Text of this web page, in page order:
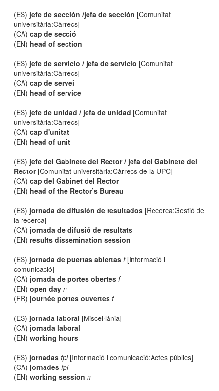
(ES) jefe de sección /jefa de sección [Comunitat
universitària:Càrrecs]
(CA)cap de secció
(EN) head of section
(ES) jefe de servicio / jefa de servicio [Comunitat
universitària:Càrrecs]
(CA)cap de servei
(EN) head of service
(ES) jefe de unidad / jefa de unidad [Comunitat
universitària:Càrrecs]
(CA)cap d'unitat
(EN) head of unit
(ES) jefe del Gabinete del Rector / jefa del Gabinete del
Rector[Comunitat universitària:Càrrecs de la UPC]
(CA)cap del Gabinet del Rector
(EN) head of the Rector’s Bureau
(ES) jornada de difusión de resultados [Recerca:Gestió de
la recerca]
(CA) jornada de difusió de resultats
(EN)results dissemination session
(ES) jornada de puertas abiertas f[Informació i
comunicació]
(CA) jornada de portes obertes f
(EN)open day n
(FR) journée portes ouvertes f
(ES) jornada laboral [Miscel·lània]
(CA) jornada laboral
(EN)working hours
(ES) jornadas fpl[Informació i comunicació:Actes públics]
(CA) jornades fpl
(EN)working session n